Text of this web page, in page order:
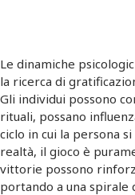
Le dinamiche
la ricerca di
Gli individui possono
rituali, possano
ciclo in cui la persona
realtà, il gioco è
vittorie possono
portando a una spirale